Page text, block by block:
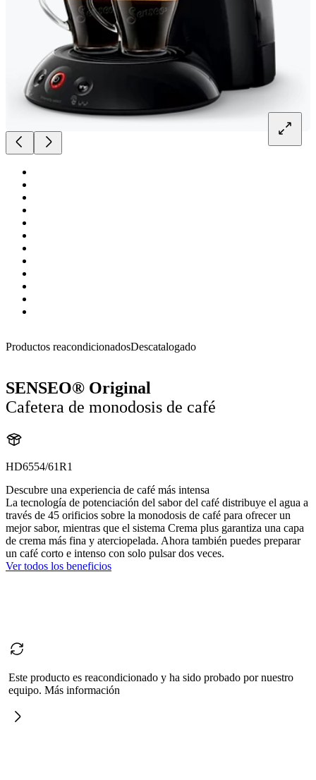
Productos reacondicionadosDescatalogado
SENSEO® Original
Cafetera de monodosis de café
HD6554/61R1
Descubre una experiencia de café más intensa
La tecnología de potenciación del sabor del café distribuye el agua a
través de 45 orificios sobre la monodosis de café para ofrecer un
mejor sabor, mientras que el sistema Crema plus garantiza una capa
de crema más fina y aterciopelada. Ahora también puedes preparar
un café corto e intenso con solo pulsar dos veces.
Ver todos los beneficios
Este producto es reacondicionado y ha sido probado por nuestro
equipo. Más información